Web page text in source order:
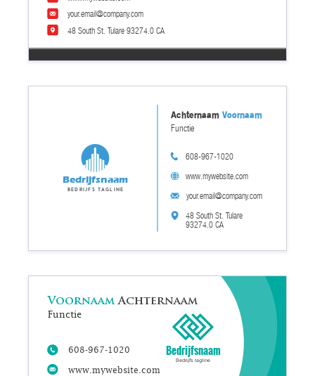
48 South St. Tulare 93274.0 CA
your.email@company.com
your.email@company.com
48 South St. Tulare
93274.0 CA
608-967-1020
www.mywebsite.com
Functie
AchternaamVoornaam
Bedrijfsnaam
Bedrijfs tagline
608-967-1020
www.mywebsite.com
Functie
VoornaamAchternaam
Bedrijfsnaam
Bedrijfs tagline